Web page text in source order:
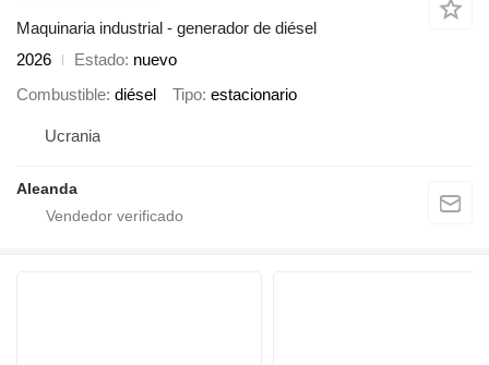
Maquinaria industrial - generador de diésel
2026
Estado nuevo
Combustible diésel Tipo estacionario
Ucrania
Aleanda